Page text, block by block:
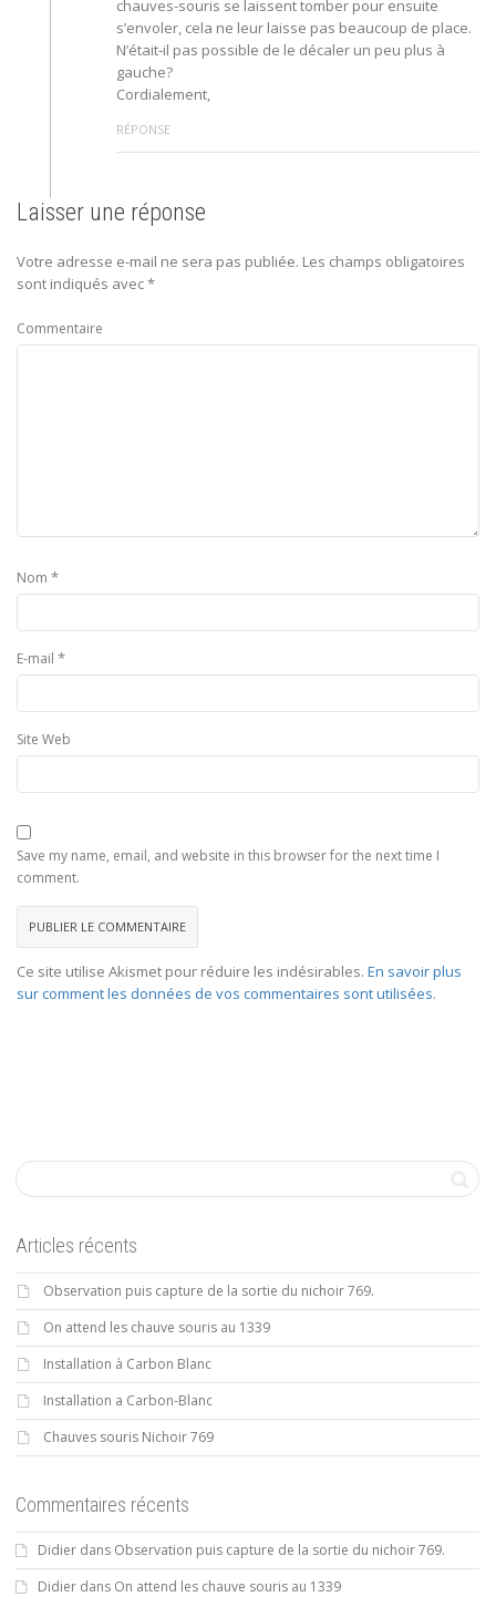
chauves-souris se laissent tomber pour ensuite
s’envoler, cela ne leur laisse pas beaucoup de place.
N’était-il pas possible de le décaler un peu plus à
gauche?
Cordialement,
RÉPONSE
Laisser une réponse
Votre adresse e-mail ne sera pas publiée. Les champs obligatoires
sont indiqués avec*
Commentaire
Nom *
E-mail *
Site Web
Save my name, email, and website in this browser for the next time I
comment.
Ce site utilise Akismet pour réduire les indésirables. En savoir plus
sur comment les données de vos commentaires sont utilisées.
Articles récents
Observation puis capture de la sortie du nichoir 769.
On attend les chauve souris au 1339
Installation à Carbon Blanc
Installation a Carbon-Blanc
Chauves souris Nichoir 769
Commentaires récents
Didier dans Observation puis capture de la sortie du nichoir 769.
Didier dans On attend les chauve souris au 1339